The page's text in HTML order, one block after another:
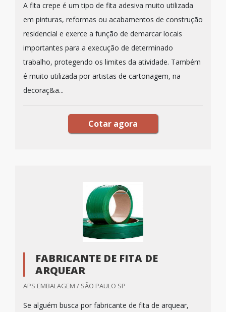
A fita crepe é um tipo de fita adesiva muito utilizada
em pinturas, reformas ou acabamentos de construção
residencial e exerce a função de demarcar locais
importantes para a execução de determinado
trabalho, protegendo os limites da atividade. Também
é muito utilizada por artistas de cartonagem, na
decoraç&a...
Cotar agora
FABRICANTE DE FITA DE
ARQUEAR
APS EMBALAGEM / SÃO PAULO SP
Se alguém busca por fabricante de fita de arquear,